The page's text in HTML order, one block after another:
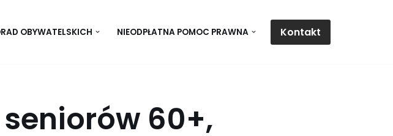
OBYWATELSKICH NIEODPŁATNA POMOC PRAWNA Kontakt
60+,